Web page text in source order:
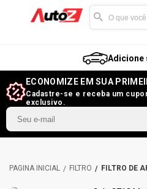
Adicione
ECONOMIZE EM SUA
Cadastre-se e receba um
exclusivo.
FILTRO FILTRO DE